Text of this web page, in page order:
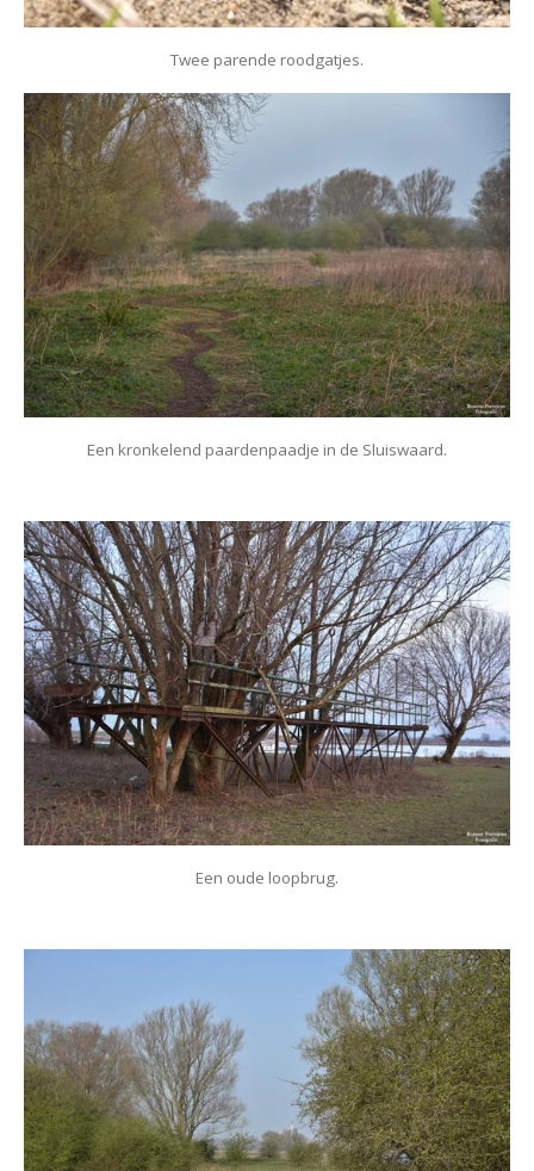
Twee parende roodgatjes.
Een kronkelend paardenpaadje in de Sluiswaard.
Een oude loopbrug.